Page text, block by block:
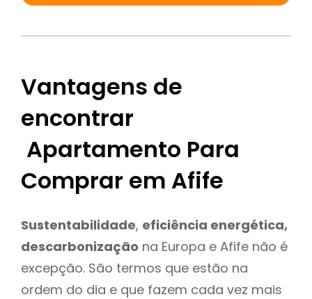
Vantagens de
encontrar
Apartamento Para
Comprar em Afife
Sustentabilidade, eficiência energética,
descarbonização na Europa e Afife não é
excepção. São termos que estão na
ordem do dia e que fazem cada vez mais